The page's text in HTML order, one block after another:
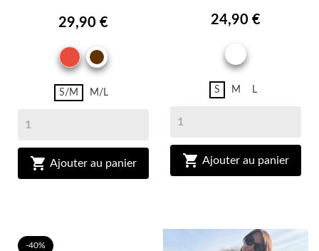
29,90 €
ROUGEMARRON
S/M M/L
 Ajouter au panier
24,90 €
BLANC
S M L
 Ajouter au panier
-40%